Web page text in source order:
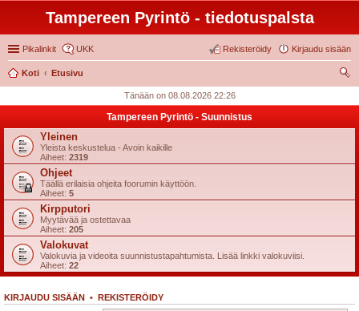
Tampereen Pyrintö - tiedotuspalsta
Pikalinkit UKK Kirjaudu sisään
Rekisteröidy
Koti
Etusivu
Tänään on 08.08.2026 22:26
Tampereen Pyrintö - Suunnistus
Yleinen
Yleista keskustelua - Avoin kaikille
Aiheet: 2319
Ohjeet
Täällä erilaisia ohjeita foorumin käyttöön.
Aiheet: 5
Kirpputori
Myytävää ja ostettavaa
Aiheet: 205
Valokuvat
Valokuvia ja videoita suunnistustapahtumista. Lisää linkki valokuviisi.
Aiheet: 22
KIRJAUDU SISÄÄN • REKISTERÖIDY